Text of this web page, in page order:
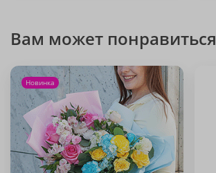
Вам может понравиться
Новинка